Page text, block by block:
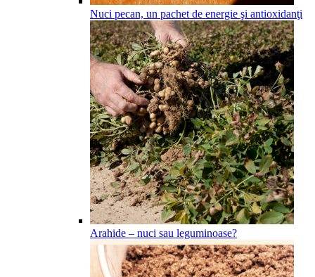
Nuci pecan, un pachet de energie şi antioxidanţi
Arahide – nuci sau leguminoase?